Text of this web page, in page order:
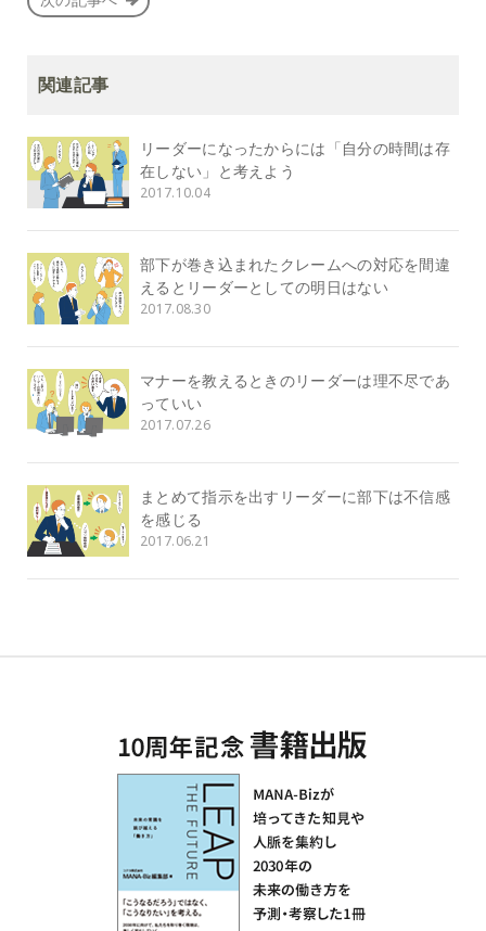
関連記事
リーダーになったからには「自分の時間は存
在しない」と考えよう
2017.10.04
部下が巻き込まれたクレームへの対応を間違
えるとリーダーとしての明日はない
2017.08.30
マナーを教えるときのリーダーは理不尽であ
っていい
2017.07.26
まとめて指示を出すリーダーに部下は不信感
を感じる
2017.06.21